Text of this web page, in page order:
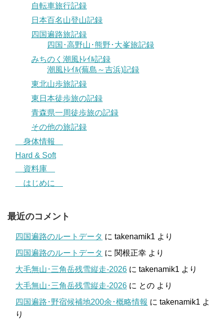
自転車旅行記録
日本百名山登山記録
四国遍路旅記録
四国･高野山･熊野･大峯旅記録
みちのく潮風ﾄﾚｲﾙ記録
潮風ﾄﾚｲﾙ(蕪島～吉浜)記録
東北山歩旅記録
東日本徒歩旅の記録
青森県一周徒歩旅の記録
その他の旅記録
身体情報
Hard & Soft
資料庫
はじめに
最近のコメント
四国遍路のルートデータ に takenamik1 より
四国遍路のルートデータ に 関根正幸 より
大毛無山･三角岳残雪縦走-2026 に takenamik1 より
大毛無山･三角岳残雪縦走-2026 に との より
四国遍路･野宿候補地200余･概略情報 に takenamik1 よ
り